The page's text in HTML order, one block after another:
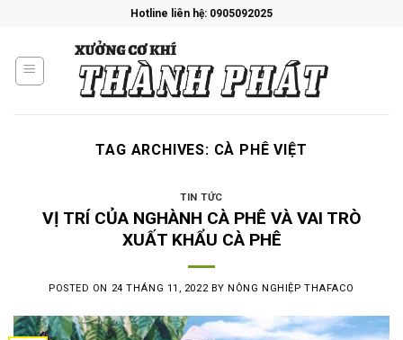
content
Hotline liên hệ: 0905092025
TAG ARCHIVES: CÀ PHÊ VIỆT
TIN TỨC
VỊ TRÍ CỦA NGHÀNH CÀ PHÊ VÀ VAI TRÒ
XUẤT KHẨU CÀ PHÊ
POSTED ON 24 THÁNG 11, 2022 BYNÔNG NGHIỆP THAFACO